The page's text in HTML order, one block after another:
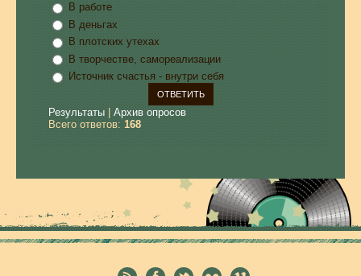
В работе
В деньгах
В плотских утехах
В творчестве, самореализации
Источник счастья - внутри себя
Результаты
Архив опросов
Всего ответов: 168